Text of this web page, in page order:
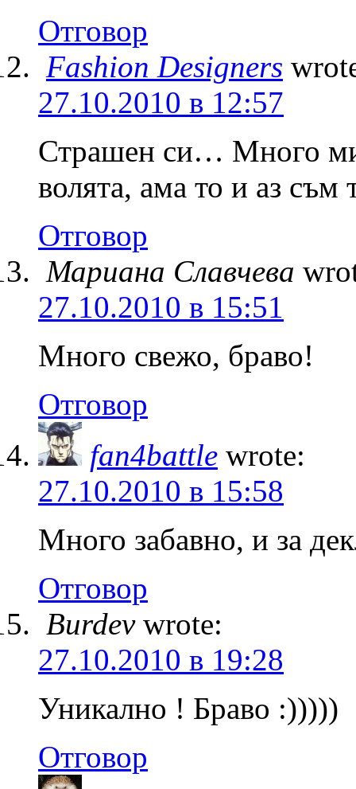
Отговор
Fashion Designers
27.10.2010 в 12:57
Страшен си… Много ми
волята, ама то и аз съм
Отговор
Мариана Славчева
27.10.2010 в 15:51
Много свежо, браво!
Отговор
fan4battle wrote:
27.10.2010 в 15:58
Много забавно, и за
Отговор
Burdev wrote:
27.10.2010 в 19:28
Уникално ! Браво :)))))
Отговор